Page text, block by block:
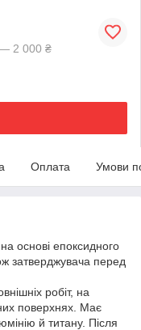
— 2 000 ₴
Оплата Умови
основі епоксидного
затверджувача перед
робіт, на
поверхнях. Має
й титану. Після